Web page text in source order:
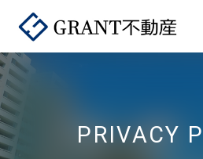
PRIVACY